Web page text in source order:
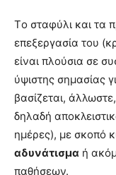
Tο σταφύλι και τα
επεξεργασία του
είναι πλούσια σε
ύψιστης σημασίας
βασίζεται,
δηλαδή
ημέρες), με σκοπό
αδυνάτισμα ή
παθήσεων.